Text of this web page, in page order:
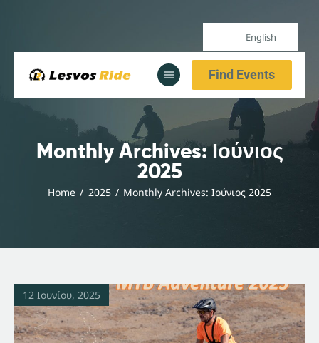
English
Find Events
Monthly Archives: Ιούνιος
2025
Home 2025 Monthly Archives: Ιούνιος 2025
Home
Our Services
All Posts
Home
Our Services
All Posts
12 Ιουνίου, 2025